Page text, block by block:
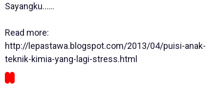
Sayangku......
Read more:
http://lepastawa.blogspot.com/2013/04/puisi-anak-
teknik-kimia-yang-lagi-stress.html